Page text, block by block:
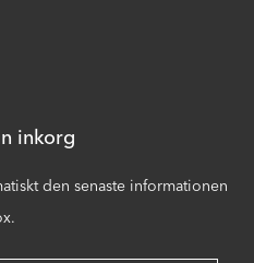
inkorg
den senaste informationen